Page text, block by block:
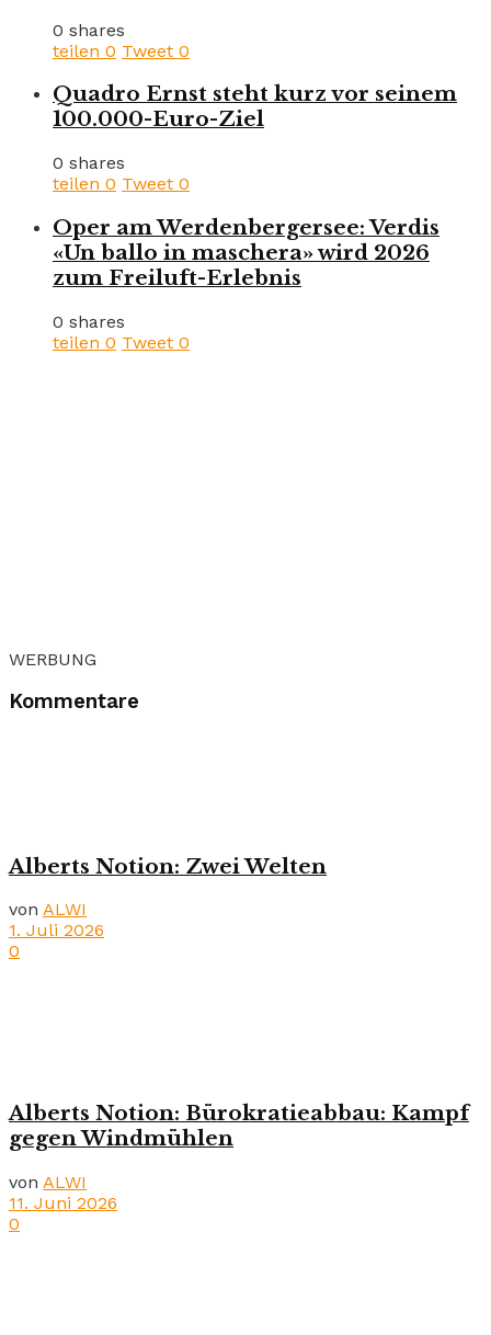
0 shares
teilen 0 Tweet 0
Quadro Ernst steht kurz vor seinem
100.000-Euro-Ziel
0 shares
teilen 0 Tweet 0
Oper am Werdenbergersee: Verdis
«Un ballo in maschera» wird 2026
zum Freiluft-Erlebnis
0 shares
teilen 0 Tweet 0
WERBUNG
Kommentare
Alberts Notion: Zwei Welten
von ALWI
1. Juli 2026
0
Alberts Notion: Bürokratieabbau: Kampf
gegen Windmühlen
von ALWI
11. Juni 2026
0